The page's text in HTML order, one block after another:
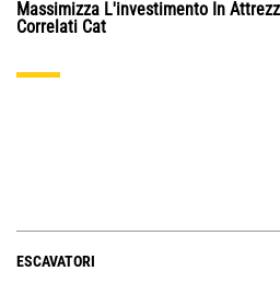
Massimizza L'investimento In
Correlati Cat
ESCAVATORI